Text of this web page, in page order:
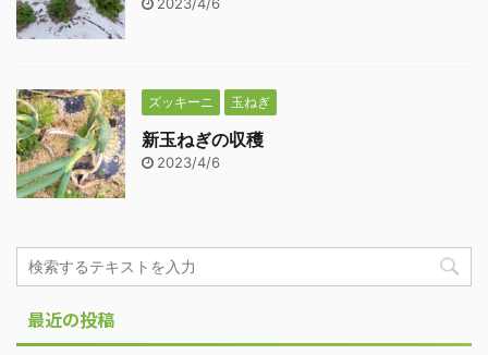
ズッキーニ 玉ねぎ
新玉ねぎの収穫
2023/4/6
最近の投稿